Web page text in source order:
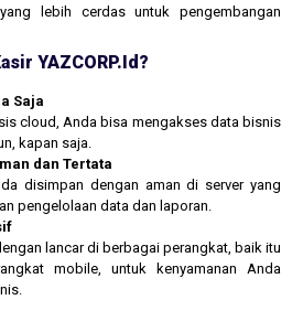
lebih cerdas untuk pengembangan
YAZCORP.id?
Saja
cloud, Anda bisa mengakses data bisnis
kapan saja.
dan Tertata
disimpan dengan aman di server yang
pengelolaan data dan laporan.
lancar di berbagai perangkat, baik itu
mobile, untuk kenyamanan Anda